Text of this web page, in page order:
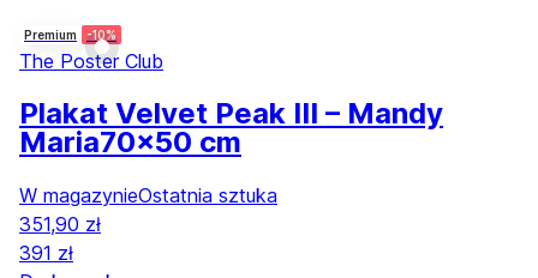
Premium -10%
The Poster Club
Plakat Velvet Peak III – Mandy
Maria70x50 cm
W magazynieOstatnia sztuka
351,90 zł
391 zł